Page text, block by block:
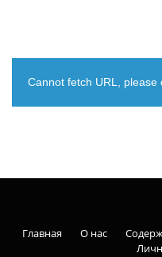
Cannot fetch URL, please
Главная О нас